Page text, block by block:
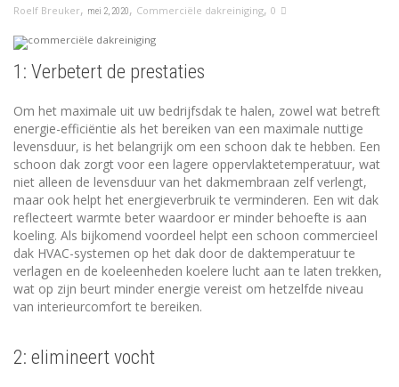
Roelf Breuker, mei 2, 2020, Commerciële dakreiniging, 0
1: Verbetert de prestaties
Om het maximale uit uw bedrijfsdak te halen, zowel wat betreft
energie-efficiëntie als het bereiken van een maximale nuttige
levensduur, is het belangrijk om een ​​schoon dak te hebben. Een
schoon dak zorgt voor een lagere oppervlaktetemperatuur, wat
niet alleen de levensduur van het dakmembraan zelf verlengt,
maar ook helpt het energieverbruik te verminderen. Een wit dak
reflecteert warmte beter waardoor er minder behoefte is aan
koeling. Als bijkomend voordeel helpt een schoon commercieel
dak HVAC-systemen op het dak door de daktemperatuur te
verlagen en de koeleenheden koelere lucht aan te laten trekken,
wat op zijn beurt minder energie vereist om hetzelfde niveau
van interieurcomfort te bereiken.
2: elimineert vocht